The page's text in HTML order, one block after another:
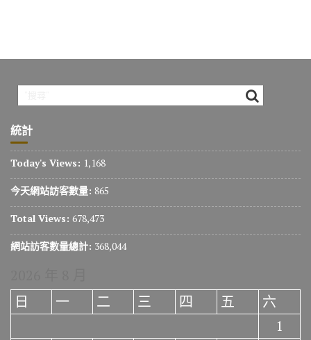
統計
Today's Views: 1,168
今天網站訪客數量: 865
Total Views: 678,473
網站訪客數量總計: 368,044
日
一 二 三 四 五
六
1